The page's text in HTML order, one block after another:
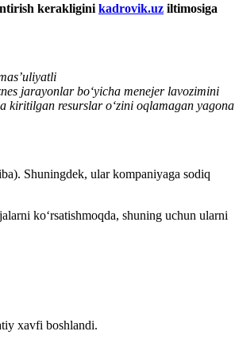
kerakligini kadrovik.uz iltimosiga
jarayonlar boʻyicha menejer lavozimini
kiritilgan resurslar oʻzini oqlamagan yagona
Shuningdek, ular kompaniyaga sodiq
koʻrsatishmoqda, shuning uchun ularni
хavfi boshlandi.